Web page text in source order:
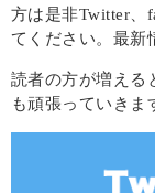
方は是非Twitter、
てください。最新
読者の方が増える
も頑張っていきま